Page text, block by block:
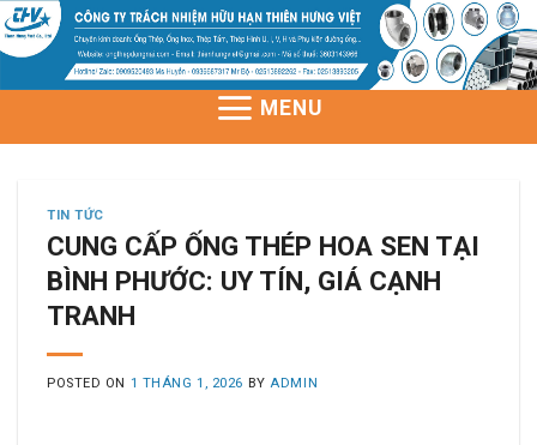
Skip
to
MENU
TIN TỨC
CUNG CẤP ỐNG THÉP HOA SEN TẠI
BÌNH PHƯỚC: UY TÍN, GIÁ CẠNH
TRANH
POSTED ON 1 THÁNG 1, 2026 BY ADMIN